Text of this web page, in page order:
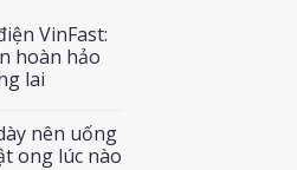
VinFast:
hoàn hảo
lai
nên uống
ong lúc nào